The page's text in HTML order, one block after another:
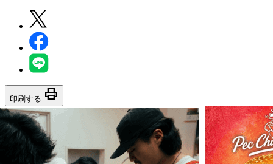
印刷する print